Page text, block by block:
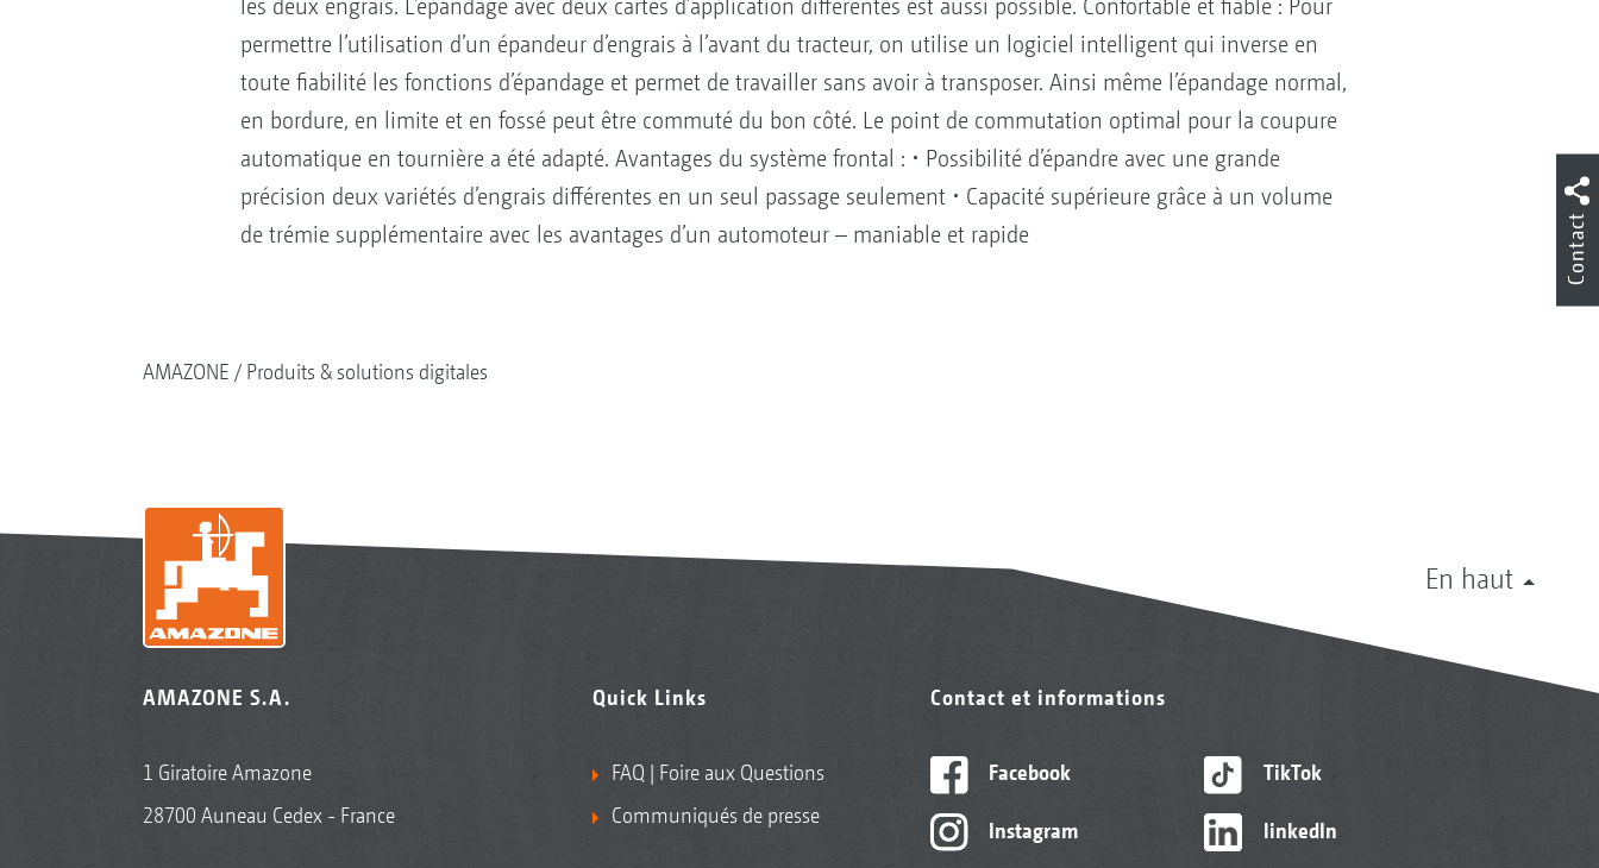
les deux engrais. L’épandage avec deux cartes d’application différentes est aussi possible. Confortable et fiable : Pour
permettre l’utilisation d’un épandeur d’engrais à l’avant du tracteur, on utilise un logiciel intelligent qui inverse en
toute fiabilité les fonctions d’épandage et permet de travailler sans avoir à transposer. Ainsi même l’épandage normal,
en bordure, en limite et en fossé peut être commuté du bon côté. Le point de commutation optimal pour la coupure
automatique en tournière a été adapté. Avantages du système frontal : • Possibilité d’épandre avec une grande
précision deux variétés d’engrais différentes en un seul passage seulement • Capacité supérieure grâce à un volume
de trémie supplémentaire avec les avantages d’un automoteur – maniable et rapide
AMAZONE Produits & solutions digitales
En haut
AMAZONE S.A.
1 Giratoire Amazone
28700 Auneau Cedex - France
Quick Links
FAQ | Foire aux Questions
Communiqués de presse
Contact et informations
Facebook
Instagram
TikTok
linkedIn
Contact